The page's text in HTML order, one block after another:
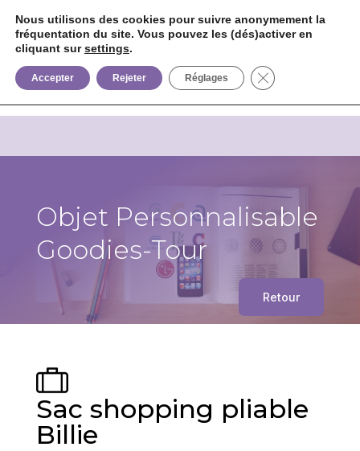
 
Objet Personnalisable
Goodies-Tour
Retour
Sac shopping pliable
Billie
Nous utilisons des cookies pour suivre anonymement la
fréquentation du site. Vous pouvez les (dés)activer en
cliquant sursettings.
Accepter Rejeter Réglages Fermer la